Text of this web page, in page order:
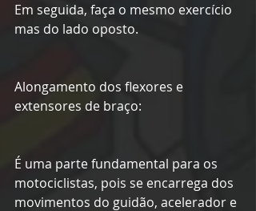
Em seguida, faça o mesmo exercício
mas do lado oposto.
Alongamento dos flexores e
extensores de braço:
É uma parte fundamental para os
motociclistas, pois se encarrega dos
movimentos do guidão, acelerador e